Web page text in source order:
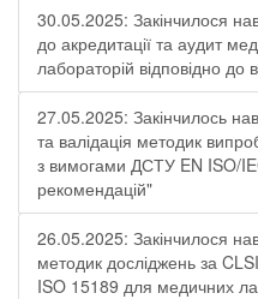
30.05.2025: Закінчилося
до акредитації та аудит
лабораторій відповідно
27.05.2025: Закінчилось
та валідація методик
з вимогами ДСТУ EN ISO/
рекомендацій"
26.05.2025: Закінчилося
методик досліджень за
ISO 15189 для медичних